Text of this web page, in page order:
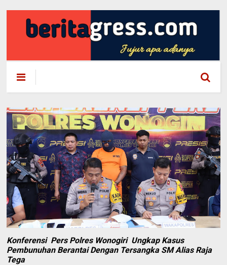
Konferensi Pers Polres Wonogiri Ungkap Kasus
Pembunuhan Berantai Dengan Tersangka SM Alias Raja
Tega